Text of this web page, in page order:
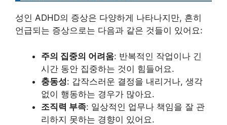
성인 ADHD의 증상은 다양하게 나타나지만, 흔히
언급되는 증상으로는 다음과 같은 것들이 있어요:
주의 집중의 어려움: 반복적인 작업이나 긴
시간 동안 집중하는 것이 힘들어요.
충동성: 갑작스러운 결정을 내리거나, 생각
없이 행동하는 경우가 많아요.
조직력 부족: 일상적인 업무나 책임을 잘 관
리하지 못하는 경향이 있어요.